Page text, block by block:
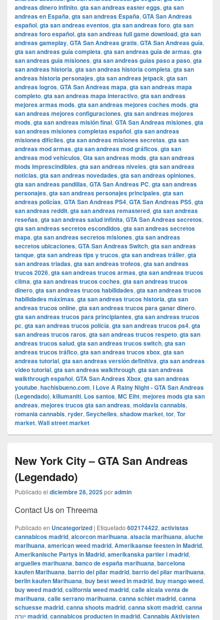
andreas dinero infinito, gta san andreas easter eggs, gta san
andreas en España, gta san andreas España, GTA San Andreas
español, gta san andreas eventos, gta san andreas foro, gta san
andreas foro español, gta san andreas full game download, gta san
andreas gameplay, GTA San Andreas gratis, GTA San Andreas guía,
gta san andreas guía completa, gta san andreas guía de armas, gta
san andreas guía misiones, gta san andreas guías paso a paso, gta
san andreas historia, gta san andreas historia completa, gta san
andreas historia personajes, gta san andreas jetpack, gta san
andreas logros, GTA San Andreas mapa, gta san andreas mapa
completo, gta san andreas mapa interactivo, gta san andreas
mejores armas mods, gta san andreas mejores coches mods, gta
san andreas mejores configuraciones, gta san andreas mejores
mods, gta san andreas misión final, GTA San Andreas misiones, gta
san andreas misiones completas español, gta san andreas
misiones difíciles, gta san andreas misiones secretas, gta san
andreas mod armas, gta san andreas mod gráficos, gta san
andreas mod vehículos, Gta san andreas mods, gta san andreas
mods imprescindibles, gta san andreas niveles, gta san andreas
noticias, gta san andreas novedades, gta san andreas opiniones,
gta san andreas pandillas, GTA San Andreas PC, gta san andreas
personajes, gta san andreas personajes principales, gta san
andreas policías, GTA San Andreas PS4, GTA San Andreas PS5, gta
san andreas reddit, gta san andreas remastered, gta san andreas
reseñas, gta san andreas salud infinita, GTA San Andreas secretos,
gta san andreas secretos escondidos, gta san andreas secretos
mapa, gta san andreas secretos misiones, gta san andreas
secretos ubicaciones, GTA San Andreas Switch, gta san andreas
tanque, gta san andreas tips y trucos, gta san andreas tráiler, gta
san andreas triadas, gta san andreas trofeos, gta san andreas
trucos 2026, gta san andreas trucos armas, gta san andreas trucos
clima, gta san andreas trucos coches, gta san andreas trucos
dinero, gta san andreas trucos habilidades, gta san andreas trucos
habilidades máximas, gta san andreas trucos historia, gta san
andreas trucos online, gta san andreas trucos para ganar dinero,
gta san andreas trucos para principiantes, gta san andreas trucos
pc, gta san andreas trucos policía, gta san andreas trucos ps4, gta
san andreas trucos raros, gta san andreas trucos respeto, gta san
andreas trucos salud, gta san andreas trucos switch, gta san
andreas trucos tráfico, gta san andreas trucos xbox, gta san
andreas tutorial, gta san andreas versión definitiva, gta san andreas
video tutorial, gta san andreas walkthrough, gta san andreas
walkthrough español, GTA San Andreas Xbox, gta san andreas
youtube, hachisbueno.com, I Love A Rainy Night - GTA San Andreas
(Legendado), killumaniti, Los santos, MC Eiht, mejores mods gta san
andreas, mejores trucos gta san andreas, moldavia cannabis,
romania cannabis, ryder, Seychelles, shadow market, tor, Tor
market, Wall street market
New York City – GTA San Andreas
(Legendado)
Publicado el diciembre 28, 2025poradmin
Contact Us on Threema
Publicado en Uncategorized | Etiquetado 602174422, activistas
cannabicos madrid, alcorcon marihuana, alsacia marihuana, aluche
marihuana, american weed madrid, Amerikaanse feesten in Madrid,
Amerikanische Partys in Madrid, amerikanska partier i madrid,
arguelles marihuana, banco de españa marihuana, barcelona
kaufen Marihuana, barrio del pilar madrid, barrio del pilar marihuana,
berlin kaufen Marihuana, buy best weed in madrid, buy mango weed,
buy weed madrid, california weed madrid, calle alcala venta de
marihuana, calle serrano marihuana, canna schiet madrid, canna
schuesse madrid, canna shoots madrid, canna skott madrid, canna
יורה madrid, cannabicos producten in madrid, Cannabis Aktivisten